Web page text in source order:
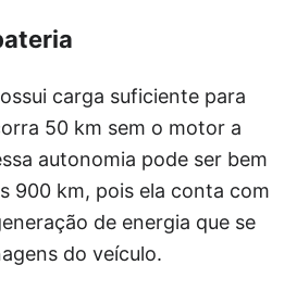
carga suficiente para
50 km sem o motor a
autonomia pode ser bem
900 km, pois ela conta com
de energia que se
do veículo.